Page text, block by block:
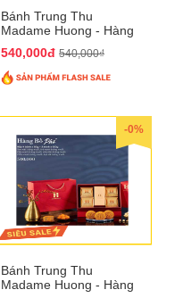
Bánh Trung Thu
Madame Huong - Hàng
540,000đ 540,000₫
-0%
Bánh Trung Thu
Madame Huong - Hàng